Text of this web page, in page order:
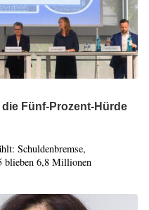
Fünf-Prozent-Hürde
Schuldenbremse,
blieben 6,8 Millionen